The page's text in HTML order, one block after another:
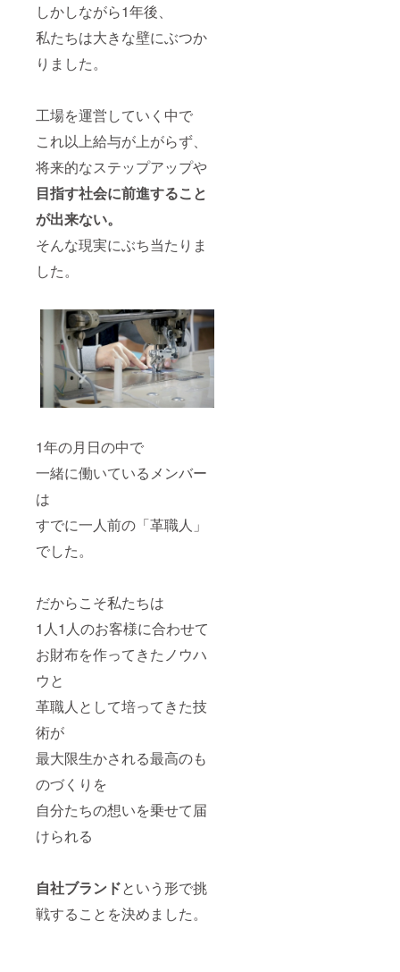
しかしながら1年後、
私たちは大きな壁にぶつか
りました。
工場を運営していく中で
これ以上給与が上がらず、
将来的なステップアップや
目指す社会に前進すること
が出来ない。
そんな現実にぶち当たりま
した。
1年の月日の中で
一緒に働いているメンバー
は
すでに一人前の「革職人」
でした。
だからこそ私たちは
1人1人のお客様に合わせて
お財布を作ってきたノウハ
ウと
革職人として培ってきた技
術が
最大限生かされる最高のも
のづくりを
自分たちの想いを乗せて届
けられる
自社ブランドという形で挑
戦することを決めました。